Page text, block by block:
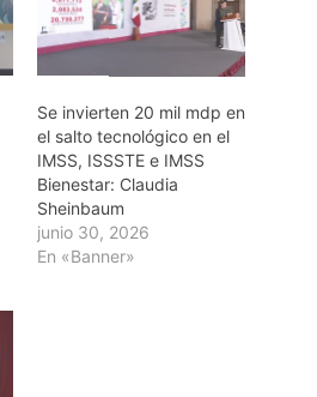
Se invierten 20 mil mdp en
el salto tecnológico en el
IMSS, ISSSTE e IMSS
Bienestar: Claudia
Sheinbaum
junio 30, 2026
En «Banner»